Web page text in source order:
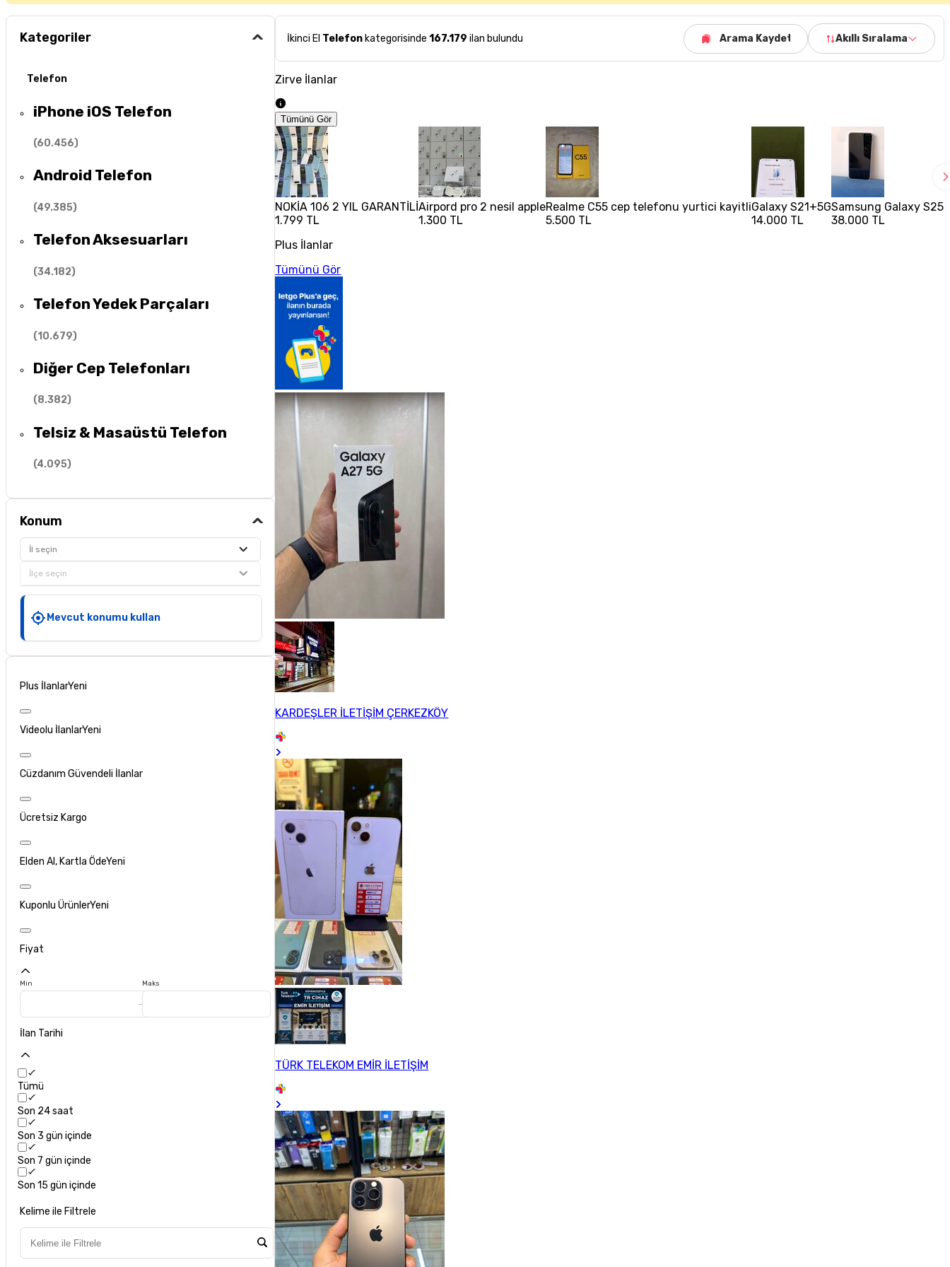
Kategoriler
Telefon
iPhone iOS Telefon
(60.456)
Android Telefon
(49.385)
Telefon Aksesuarları
(34.182)
Telefon Yedek Parçaları
(10.679)
Diğer Cep Telefonları
(8.382)
Telsiz & Masaüstü Telefon
(4.095)
Konum
İl seçin
İlçe seçin
Mevcut konumu kullan
Plus İlanlarYeni
Videolu İlanlarYeni
Cüzdanım Güvendeli İlanlar
Ücretsiz Kargo
Elden Al, Kartla ÖdeYeni
Kuponlu ÜrünlerYeni
Fiyat
Min Maks
İlan Tarihi
Tümü
Son 24 saat
Son 3 gün içinde
Son 7 gün içinde
Son 15 gün içinde
Kelime ile Filtrele
İkinci El Telefon kategorisinde 167.179 ilan bulundu Arama Kaydet Akıllı Sıralama
Zirve İlanlar
Tümünü Gör
NOKİA 106 2 YIL GARANTİLİ
1.799 TL
Airpord pro 2 nesil apple
1.300 TL
Realme C55 cep telefonu yurtici kayitli
5.500 TL
Galaxy S21+5G
14.000 TL
Samsung Galaxy
38.000 TL
Plus İlanlar
Tümünü Gör
KARDEŞLER İLETİŞİM ÇERKEZKÖY
TÜRK TELEKOM EMİR İLETİŞİM